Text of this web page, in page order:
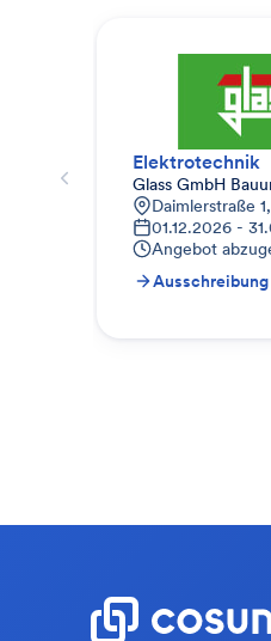
Elektrotechnik
Glass GmbH
Daimlerstraße
01.12.2026 -
Angebot
Ausschreibung